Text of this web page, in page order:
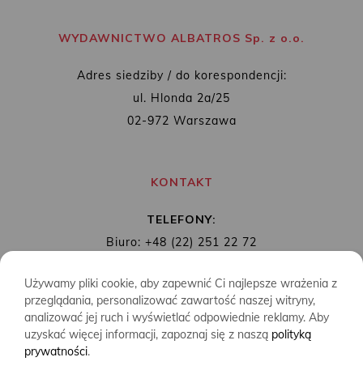
WYDAWNICTWO ALBATROS Sp. z o.o.
Adres siedziby / do korespondencji:
ul. Hlonda 2a/25
02-972 Warszawa
KONTAKT
TELEFONY:
Biuro: +48 (22) 251 22 72
MAIL: biuro@wydawnictwoalbatros.com
Używamy pliki cookie, aby zapewnić Ci najlepsze wrażenia z
przeglądania, personalizować zawartość naszej witryny,
analizować jej ruch i wyświetlać odpowiednie reklamy. Aby
uzyskać więcej informacji, zapoznaj się z naszą polityką
prywatności.